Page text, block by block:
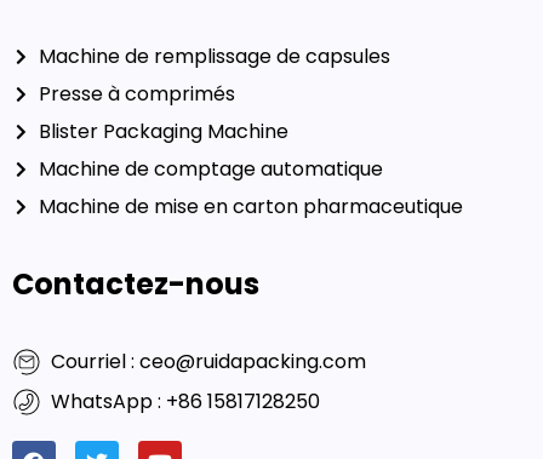
Machine de remplissage de capsules
Presse à comprimés
Blister Packaging Machine
Machine de comptage automatique
Machine de mise en carton pharmaceutique
Contactez-nous
Courriel : ceo@ruidapacking.com
WhatsApp : +86 15817128250